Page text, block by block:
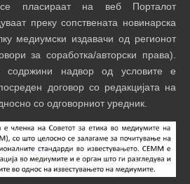
пласираат на веб Порталот
преку сопствената новинарска
медиумски издавачи од регионот
за соработка/авторски права).
содржини надвор од условите е
договор со редакцијата на
со одговорниот уредник.